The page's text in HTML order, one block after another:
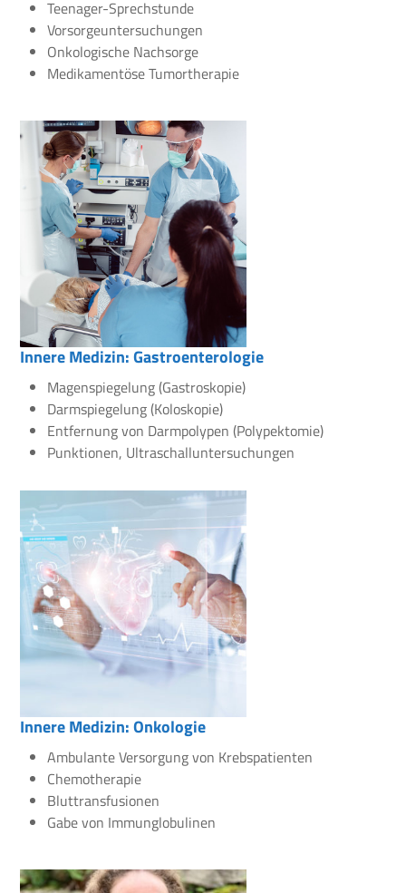
Teenager-Sprechstunde
Vorsorgeuntersuchungen
Onkologische Nachsorge
Medikamentöse Tumortherapie
Innere Medizin: Gastroenterologie
Magenspiegelung (Gastroskopie)
Darmspiegelung (Koloskopie)
Entfernung von Darmpolypen (Polypektomie)
Punktionen, Ultraschalluntersuchungen
Innere Medizin: Onkologie
Ambulante Versorgung von Krebspatienten
Chemotherapie
Bluttransfusionen
Gabe von Immunglobulinen